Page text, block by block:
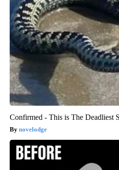
Confirmed - This is The Deadliest
novelodge